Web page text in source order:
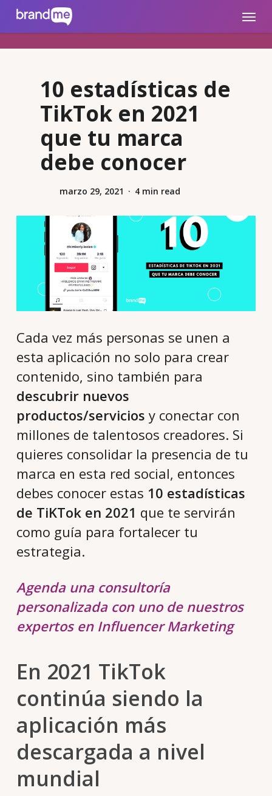
brandme.la Menu
10 estadísticas de
TikTok en 2021
que tu marca
debe conocer
marzo 29, 2021 4 min read
Cada vez más personas se unen a
esta aplicación no solo para crear
contenido, sino también para
descubrir nuevos
productos/servicios y conectar con
millones de talentosos creadores. Si
quieres consolidar la presencia de tu
marca en esta red social, entonces
debes conocer estas 10 estadísticas
de TiKTok en 2021 que te servirán
como guía para fortalecer tu
estrategia.
Agenda una consultoría
personalizada con uno de nuestros
expertos en Influencer Marketing
En 2021 TikTok
continúa siendo la
aplicación más
descargada a nivel
mundial